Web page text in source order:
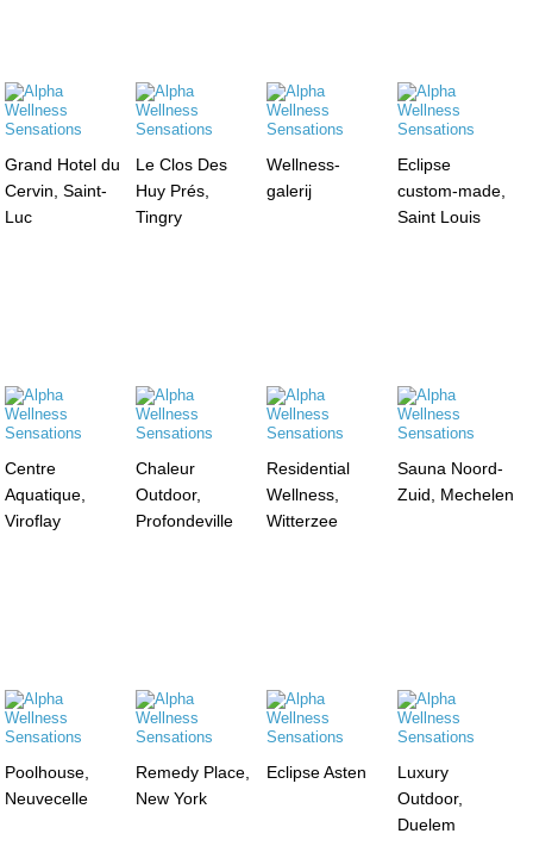
Grand Hotel du
Cervin, Saint-
Luc
Le Clos Des
Huy Prés,
Tingry
Wellness-
galerij
Eclipse
custom-made,
Saint Louis
Centre
Aquatique,
Viroflay
Chaleur
Outdoor,
Profondeville
Residential
Wellness,
Witterzee
Sauna Noord-
Zuid, Mechelen
Poolhouse,
Neuvecelle
Remedy Place,
New York
Eclipse Asten
Luxury
Outdoor,
Duelem